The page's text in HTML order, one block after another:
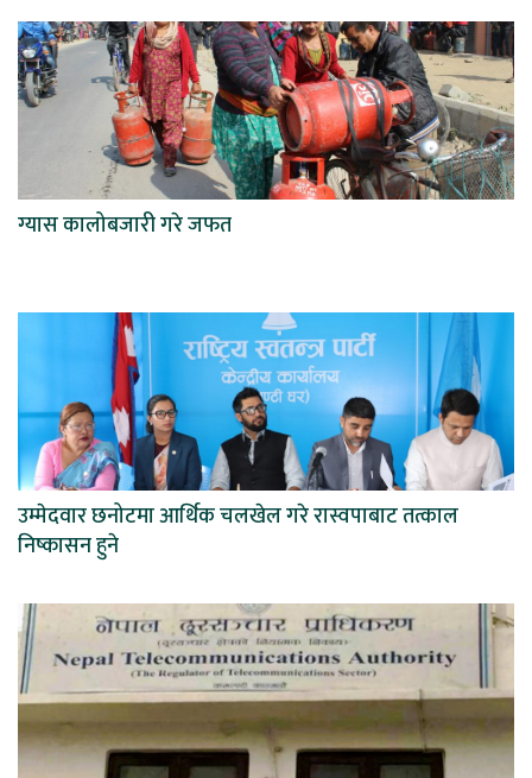
ग्यास कालोबजारी गरे जफत
उम्मेदवार छनोटमा आर्थिक चलखेल गरे रास्वपाबाट तत्काल
निष्कासन हुने